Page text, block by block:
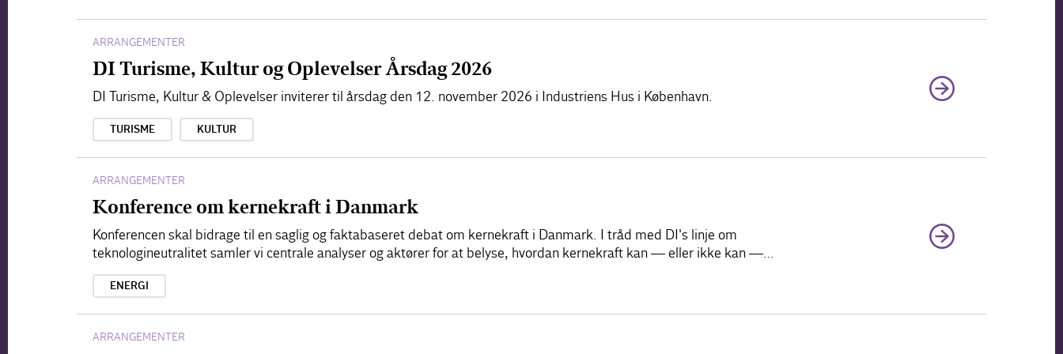
ARRANGEMENTER
DI Turisme, Kultur og Oplevelser Årsdag 2026
DI Turisme, Kultur & Oplevelser inviterer til årsdag den 12. november 2026 i Industriens Hus i København.
TURISME KULTUR
ARRANGEMENTER
Konference om kernekraft i Danmark
Konferencen skal bidrage til en saglig og faktabaseret debat om kernekraft i Danmark. I tråd med DI's linje om
teknologineutralitet samler vi centrale analyser og aktører for at belyse, hvordan kernekraft kan — eller ikke kan —…
ENERGI
ARRANGEMENTER